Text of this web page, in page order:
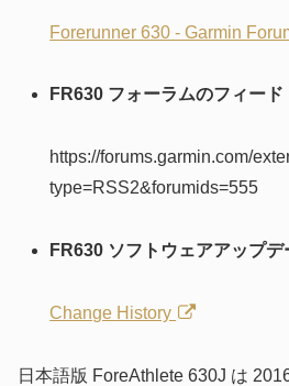
Forerunner 630 - Garmin
FR630 フォーラムのフィード
https://forums.garmin.com/
type=RSS2&forumids=555
FR630 ソフトウェアアップデ
Change History
日本語版 ForeAthlete 630J は